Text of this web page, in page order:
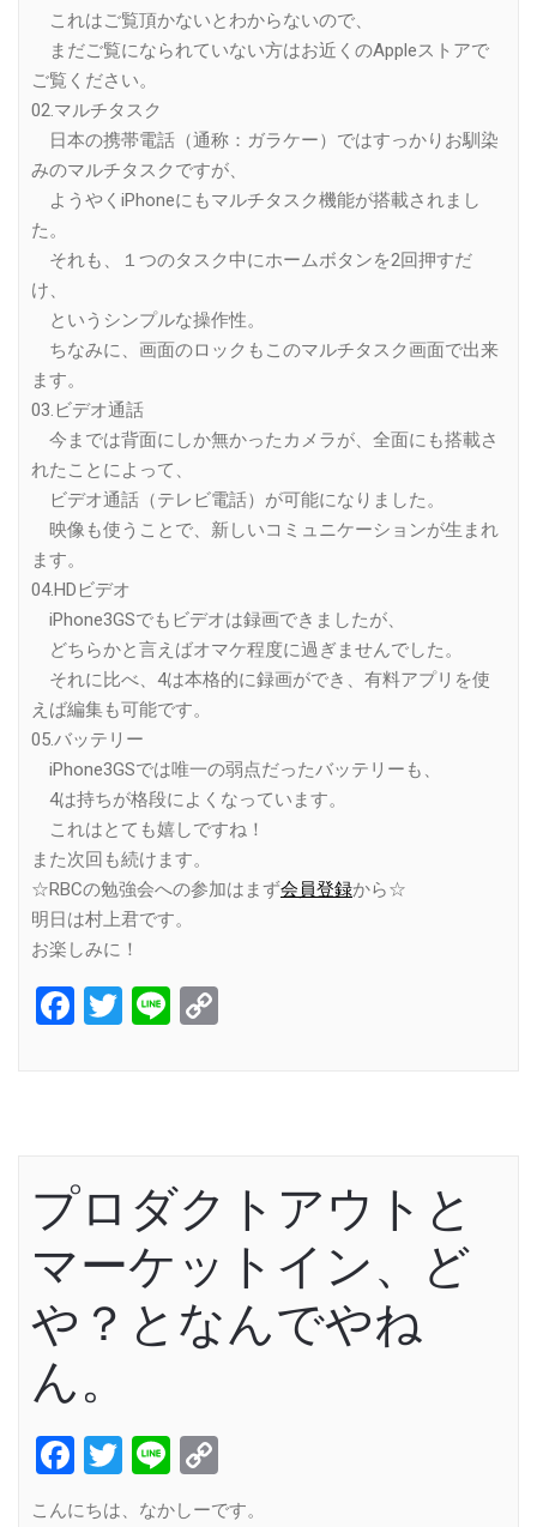
これはご覧頂かないとわからないので、
まだご覧になられていない方はお近くのAppleストアで
ご覧ください。
02.マルチタスク
日本の携帯電話（通称：ガラケー）ではすっかりお馴染
みのマルチタスクですが、
ようやくiPhoneにもマルチタスク機能が搭載されまし
た。
それも、１つのタスク中にホームボタンを2回押すだ
け、
というシンプルな操作性。
ちなみに、画面のロックもこのマルチタスク画面で出来
ます。
03.ビデオ通話
今までは背面にしか無かったカメラが、全面にも搭載さ
れたことによって、
ビデオ通話（テレビ電話）が可能になりました。
映像も使うことで、新しいコミュニケーションが生まれ
ます。
04.HDビデオ
iPhone3GSでもビデオは録画できましたが、
どちらかと言えばオマケ程度に過ぎませんでした。
それに比べ、4は本格的に録画ができ、有料アプリを使
えば編集も可能です。
05.バッテリー
iPhone3GSでは唯一の弱点だったバッテリーも、
4は持ちが格段によくなっています。
これはとても嬉しですね！
また次回も続けます。
☆RBCの勉強会への参加はまず会員登録から☆
明日は村上君です。
お楽しみに！
Facebook
Twitter
Line
プロダクトアウトと
マーケットイン、ど
や？となんでやね
ん。
Facebook
Twitter
Line
Link
こんにちは、なかしーです。